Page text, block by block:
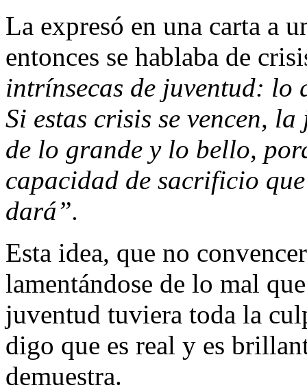
La expresó en una carta a
entonces se hablaba de
intrínsecas de juventud: lo
Si estas crisis se vencen,
de lo grande y lo bello,
capacidad de sacrificio
dará”.
Esta idea, que no
lamentándose de lo mal
juventud tuviera toda la
digo que es real y es
demuestra.